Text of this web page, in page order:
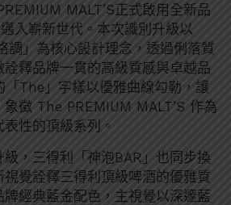
MALT’S正式啟用全新品
入嶄新世代。本次識別升級以
調」為核心設計理念，透過俐落質
釋品牌一貫的高級質感與卓越品
「The」字樣以優雅曲線勾勒，讓
徵 The PREMIUM MALT’S 作為
性的頂級系列。
級，三得利「神泡BAR」也同步換
視覺詮釋三得利頂級啤酒的優雅質
經典藍金配色，主視覺以深邃藍